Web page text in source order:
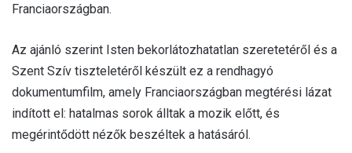
Franciaországban.
Az ajánló szerint Isten bekorlátozhatatlan szeretetéről és a
Szent Szív tiszteletéről készült ez a rendhagyó
dokumentumfilm, amely Franciaországban megtérési lázat
indított el: hatalmas sorok álltak a mozik előtt, és
megérintődött nézők beszéltek a hatásáról.